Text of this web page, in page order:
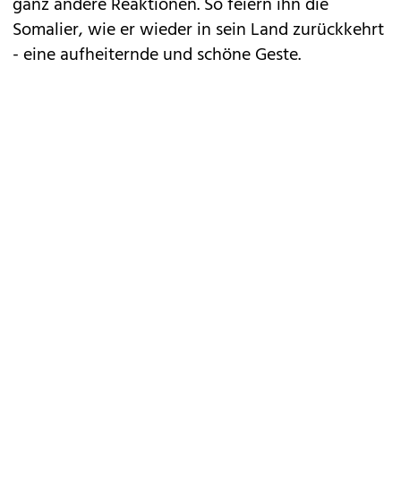
Somalier, wie er wieder in sein Land zurückkehrt
- eine aufheiternde und schöne Geste.